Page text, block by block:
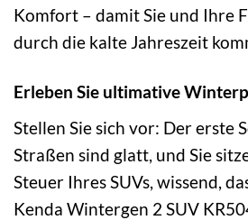
Komfort – damit Sie und Ihre
durch die kalte Jahreszeit
Erleben Sie ultimative
Stellen Sie sich vor: Der erste
Straßen sind glatt, und Sie
Steuer Ihres SUVs, wissend,
Kenda Wintergen 2 SUV